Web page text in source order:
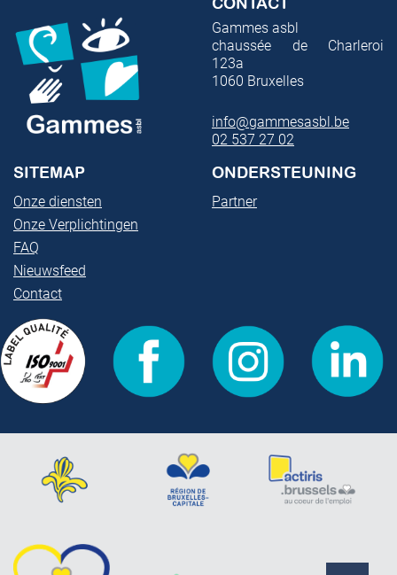
Gammes asbl
chaussée de Charleroi
123a
1060 Bruxelles
info@gammesasbl.be
02 537 27 02
SITEMAP
Onze diensten
Onze Verplichtingen
FAQ
Nieuwsfeed
Contact
ONDERSTEUNING
Partner